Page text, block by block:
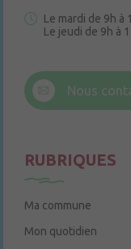
Le mardi de 9h à
Le jeudi de 9h à
Nous
RUBRIQUES
Ma commune
Mon quotidien